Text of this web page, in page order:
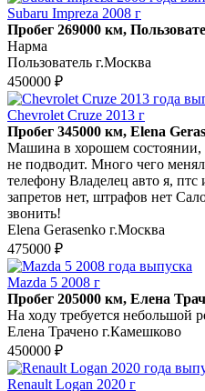
Subaru Impreza 2008 г
Пробег 269000 км,
Нарма
Пользователь г.Москва
450000 ₽
Chevrolet Cruze 2013 г
Пробег 345000 км, Elena
Машина в хорошем
не подводит. Много чего
телефону Владелец авто я,
запретов нет, штрафов нет
звонить!
Elena Gerasenko г.Москва
475000 ₽
Mazda 5 2008 г
Пробег 205000 км, Елена
На ходу требуется небольшой
Елена Трачено г.Камешково
450000 ₽
Renault Logan 2020 г